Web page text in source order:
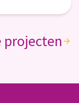
projecten